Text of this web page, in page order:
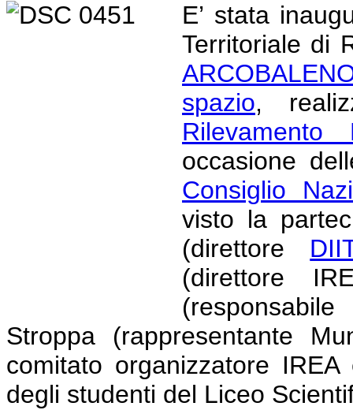
E’ stata
Territoriale di
spazio,
Rilevamento
occasione
Consiglio
visto la
(direttore
(direttore
Stroppa (rappresentante
comitato organizzatore
degli studenti del Liceo